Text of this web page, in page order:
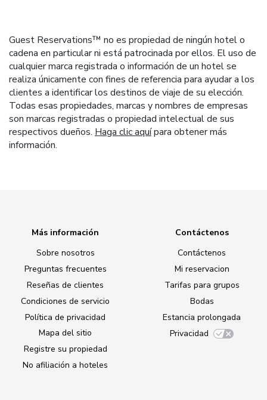
Guest Reservations™ no es propiedad de ningún hotel o
cadena en particular ni está patrocinada por ellos. El uso de
cualquier marca registrada o información de un hotel se
realiza únicamente con fines de referencia para ayudar a los
clientes a identificar los destinos de viaje de su elección.
Todas esas propiedades, marcas y nombres de empresas
son marcas registradas o propiedad intelectual de sus
respectivos dueños. Haga clic aquípara obtener más
información.
Más información
Sobre nosotros
Preguntas frecuentes
Reseñas de clientes
Condiciones de servicio
Política de privacidad
Mapa del sitio
Registre su propiedad
No afiliación a hoteles
Contáctenos
Contáctenos
Mi reservacion
Tarifas para grupos
Bodas
Estancia prolongada
Privacidad